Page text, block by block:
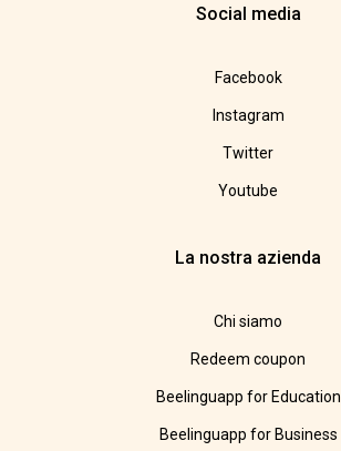
Social media
Facebook
Instagram
Twitter
Youtube
La nostra azienda
Chi siamo
Redeem coupon
Beelinguapp for Education
Beelinguapp for Business